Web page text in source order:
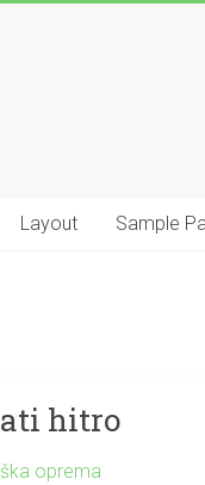
Layout Sample
hitro
oprema